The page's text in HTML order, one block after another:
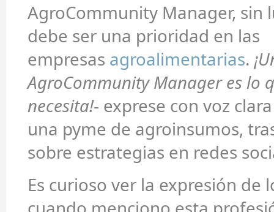
AgroCommunity Manager, sin
debe ser una prioridad en las
empresas agroalimentarias.
AgroCommunity Manager es lo
necesita!- exprese con voz
una pyme de agroinsumos,
sobre estrategias en redes
Es curioso ver la expresión de